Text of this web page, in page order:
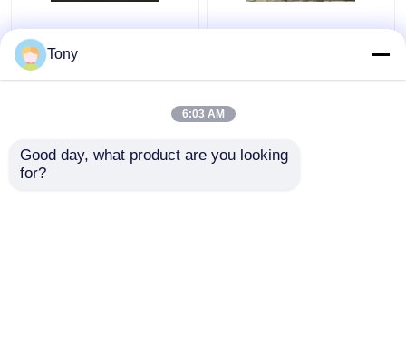
Automatische Flöten-
Laminiermaschine mit
zwei
1650 * 1450 mm 5-
lagige Flötenlaminator-
Tony
6:03 AM
Good day, what product are you looking
for?